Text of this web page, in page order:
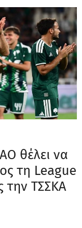
θέλει να
τη League
την ΤΣΣΚΑ